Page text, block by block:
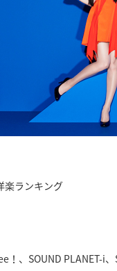
楽ランキング
！、SOUND PLANET-i